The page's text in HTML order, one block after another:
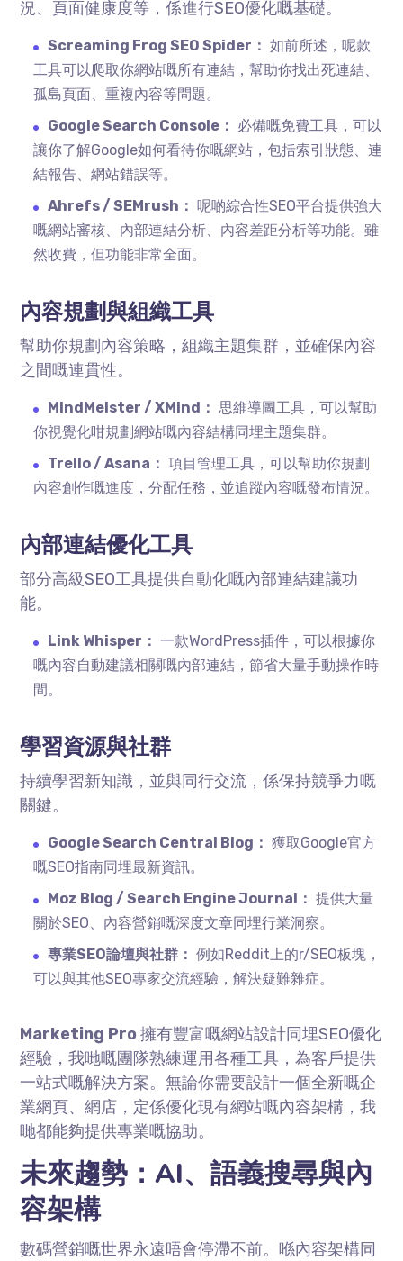
況、頁面健康度等，係進行SEO優化嘅基礎。
Screaming Frog SEO Spider： 如前所述，呢款
工具可以爬取你網站嘅所有連結，幫助你找出死連結、
孤島頁面、重複內容等問題。
Google Search Console： 必備嘅免費工具，可以
讓你了解Google如何看待你嘅網站，包括索引狀態、連
結報告、網站錯誤等。
Ahrefs / SEMrush： 呢啲綜合性SEO平台提供強大
嘅網站審核、內部連結分析、內容差距分析等功能。雖
然收費，但功能非常全面。
內容規劃與組織工具
幫助你規劃內容策略，組織主題集群，並確保內容
之間嘅連貫性。
MindMeister / XMind： 思維導圖工具，可以幫助
你視覺化咁規劃網站嘅內容結構同埋主題集群。
Trello / Asana： 項目管理工具，可以幫助你規劃
內容創作嘅進度，分配任務，並追蹤內容嘅發布情況。
內部連結優化工具
部分高級SEO工具提供自動化嘅內部連結建議功
能。
Link Whisper： 一款WordPress插件，可以根據你
嘅內容自動建議相關嘅內部連結，節省大量手動操作時
間。
學習資源與社群
持續學習新知識，並與同行交流，係保持競爭力嘅
關鍵。
Google Search Central Blog： 獲取Google官方
嘅SEO指南同埋最新資訊。
Moz Blog / Search Engine Journal： 提供大量
關於SEO、內容營銷嘅深度文章同埋行業洞察。
專業SEO論壇與社群： 例如Reddit上的r/SEO板塊，
可以與其他SEO專家交流經驗，解決疑難雜症。
Marketing Pro擁有豐富嘅網站設計同埋SEO優化
經驗，我哋嘅團隊熟練運用各種工具，為客戶提供
一站式嘅解決方案。無論你需要設計一個全新嘅企
業網頁、網店，定係優化現有網站嘅內容架構，我
哋都能夠提供專業嘅協助。
未來趨勢：AI、語義搜尋與內
容架構
數碼營銷嘅世界永遠唔會停滯不前。喺內容架構同